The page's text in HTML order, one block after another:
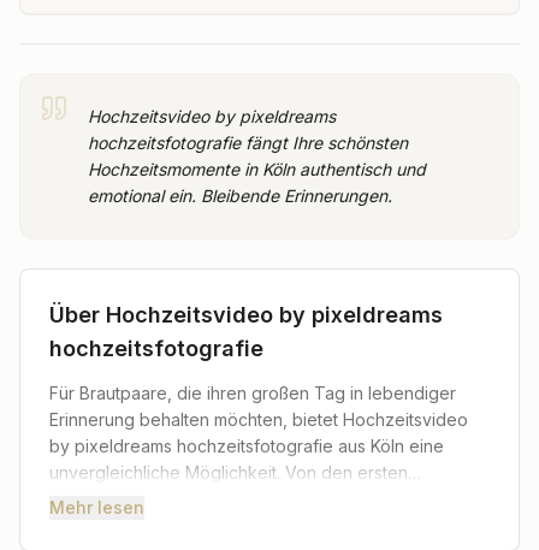
Hochzeitsvideo by pixeldreams
hochzeitsfotografie fängt Ihre schönsten
Hochzeitsmomente in Köln authentisch und
emotional ein. Bleibende Erinnerungen.
Über Hochzeitsvideo by pixeldreams
hochzeitsfotografie
Für Brautpaare, die ihren großen Tag in lebendiger
Erinnerung behalten möchten, bietet Hochzeitsvideo
by pixeldreams hochzeitsfotografie aus Köln eine
unvergleichliche Möglichkeit. Von den ersten
aufgeregten Momenten bis zur ausgelassenen Feier
Mehr lesen